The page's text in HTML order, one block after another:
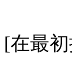
[在最